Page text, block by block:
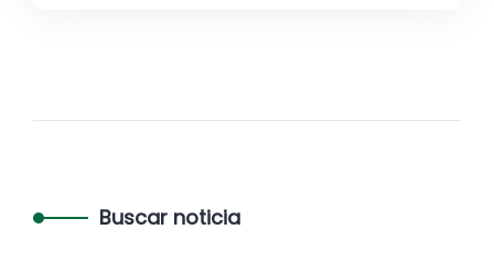
Buscar noticia